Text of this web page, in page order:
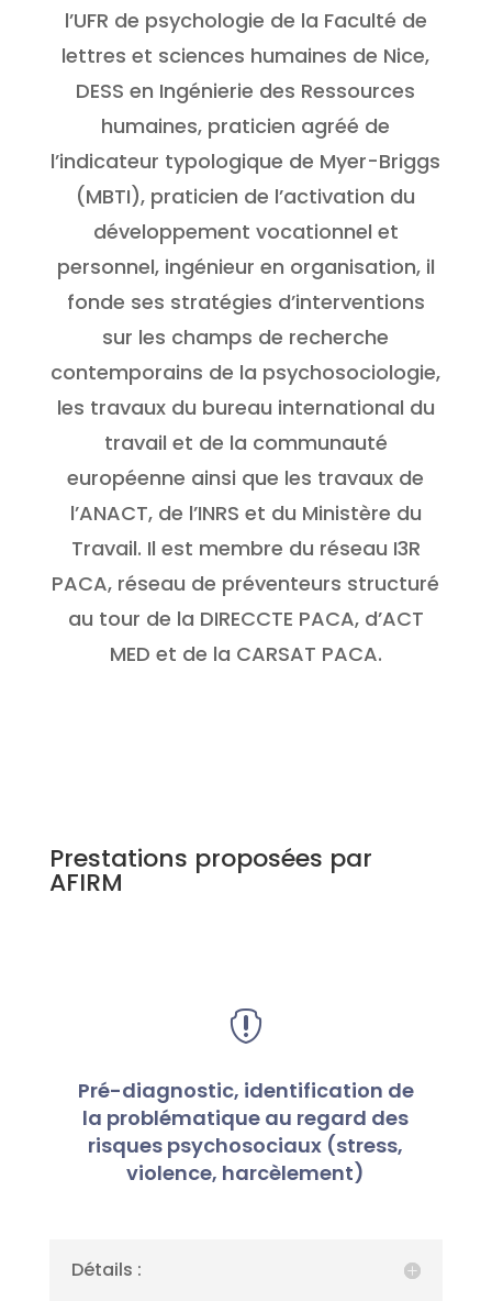
l’UFR de psychologie de la Faculté de
lettres et sciences humaines de Nice,
DESS en Ingénierie des Ressources
humaines, praticien agréé de
l’indicateur typologique de Myer-Briggs
(MBTI), praticien de l’activation du
développement vocationnel et
personnel, ingénieur en organisation, il
fonde ses stratégies d’interventions
sur les champs de recherche
contemporains de la psychosociologie,
les travaux du bureau international du
travail et de la communauté
européenne ainsi que les travaux de
l’ANACT, de l’INRS et du Ministère du
Travail. Il est membre du réseau I3R
PACA, réseau de préventeurs structuré
au tour de la DIRECCTE PACA, d’ACT
MED et de la CARSAT PACA.
Prestations proposées par
AFIRM

Pré-diagnostic, identification de
la problématique au regard des
risques psychosociaux (stress,
violence, harcèlement)
Détails :